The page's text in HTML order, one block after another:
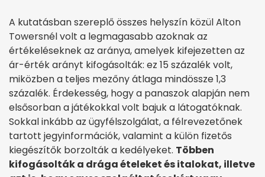
A kutatásban szereplő összes helyszín közül Alton
Towersnél volt a legmagasabb azoknak az
értékeléseknek az aránya, amelyek kifejezetten az
ár-érték arányt kifogásolták: ez 15 százalék volt,
miközben a teljes mezőny átlaga mindössze 1,3
százalék. Érdekesség, hogy a panaszok alapján nem
elsősorban a játékokkal volt bajuk a látogatóknak.
Sokkal inkább az ügyfélszolgálat, a félrevezetőnek
tartott jegyinformációk, valamint a külön fizetős
kiegészítők borzolták a kedélyeket. Többen
kifogásolták a drága ételeket és italokat, illetve